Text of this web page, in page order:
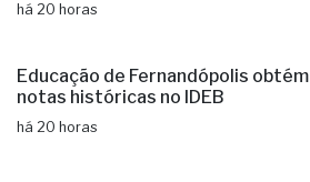
há 20 horas
Educação de Fernandópolis obtém
notas históricas no IDEB
há 20 horas